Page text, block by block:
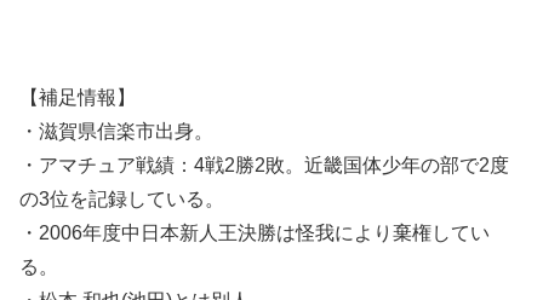
【補足情報】
・滋賀県信楽市出身。
・アマチュア戦績：4戦2勝2敗。近畿国体少年の部で2度
の3位を記録している。
・2006年度中日本新人王決勝は怪我により棄権してい
る。